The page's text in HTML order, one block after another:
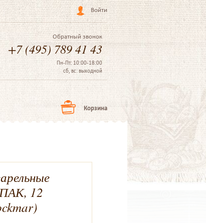
Войти
Обратный звонок
+7 (495) 789 41 43
Пн-Пт: 10:00-18:00
сб, вс: выходной
Корзина
12